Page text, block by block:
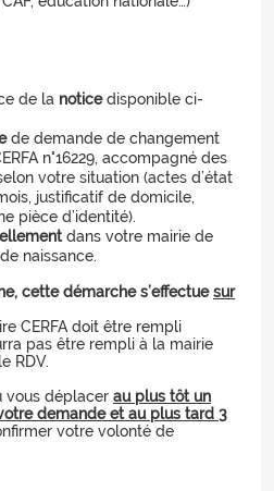
de la noticedisponible ci-
de demande de changement
n°16229, accompagné des
votre situation (actes d’état
justificatif de domicile,
pièce d’identité).
dans votre mairie de
naissance.
cette démarche s’effectuesur
CERFA doit être rempli
pas être rempli à la mairie
RDV.
vous déplacer au plus tôt un
demande et au plus tard 3
votre volonté de